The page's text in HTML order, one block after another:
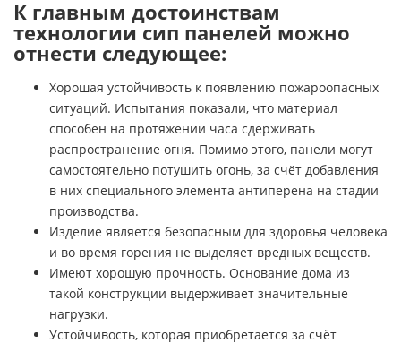
К главным достоинствам
технологии сип панелей можно
отнести следующее:
Хорошая устойчивость к появлению пожароопасных
ситуаций. Испытания показали, что материал
способен на протяжении часа сдерживать
распространение огня. Помимо этого, панели могут
самостоятельно потушить огонь, за счёт добавления
в них специального элемента антиперена на стадии
производства.
Изделие является безопасным для здоровья человека
и во время горения не выделяет вредных веществ.
Имеют хорошую прочность. Основание дома из
такой конструкции выдерживает значительные
нагрузки.
Устойчивость, которая приобретается за счёт